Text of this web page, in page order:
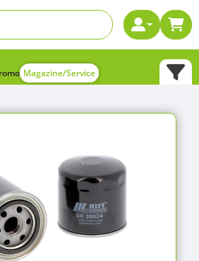
Magazine/Service